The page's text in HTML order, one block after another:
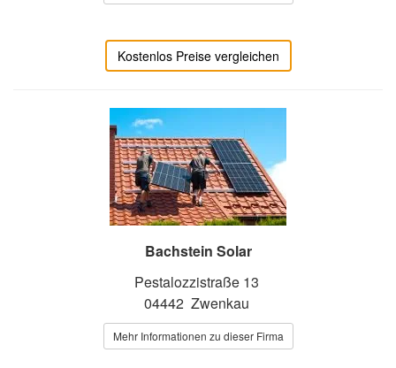
Kostenlos Preise vergleichen
Bachstein Solar
Pestalozzistraße 13
04442 Zwenkau
Mehr Informationen zu dieser Firma